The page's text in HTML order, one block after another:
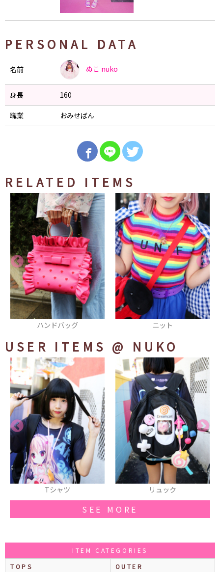
PERSONAL DATA
名前 ぬこ nuko
身長 160
職業 おみせばん
RELATED ITEMS
ニット ヘアアクセ
USER ITEMS @ NUKO
リュック クマ
SEE MORE
ITEM CATEGORIES
TOPS
OUTER